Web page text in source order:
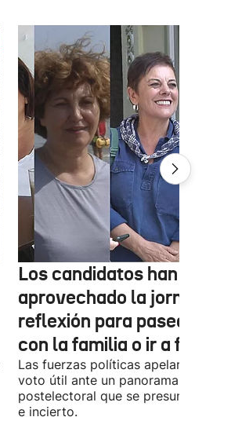
Los candidatos han
aprovechado la jornada de
reflexión para pasear,
con la familia o ir a fiestas
Las fuerzas políticas apelaron ayer al
voto útil ante un panorama
postelectoral que se presume
e incierto.